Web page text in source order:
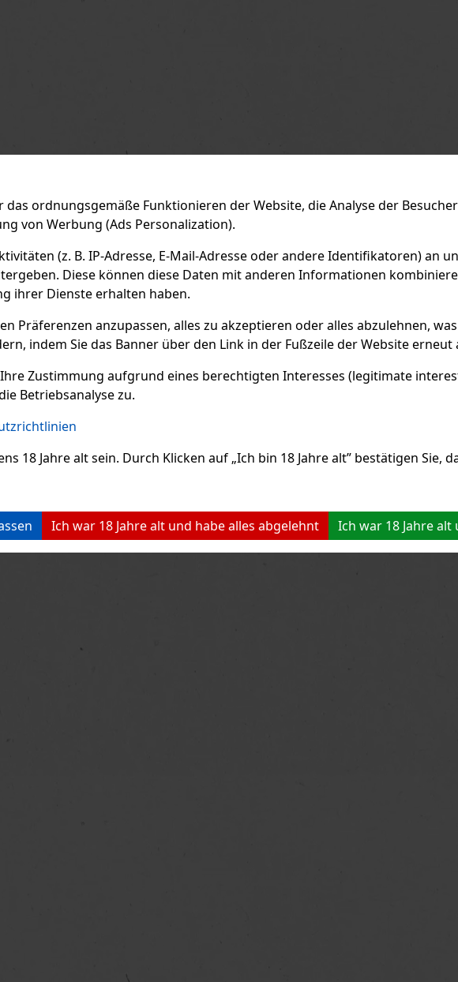
ordnungsgemäße Funktionieren der Website, die Analyse der
von Werbung (Ads Personalization).
(z. B. IP-Adresse, E-Mail-Adresse oder andere Identifikatoren) an
Diese können diese Daten mit anderen Informationen
ihrer Dienste erhalten haben.
Präferenzen anzupassen, alles zu akzeptieren oder alles abzulehnen,
indem Sie das Banner über den Link in der Fußzeile der Website
Zustimmung aufgrund eines berechtigten Interesses (legitimate
Betriebsanalyse zu.
18 Jahre alt sein. Durch Klicken auf „Ich bin 18 Jahre alt” bestätigen Sie,
Ich war 18 Jahre alt und habe alles abgelehnt Ich war 18 Jahre